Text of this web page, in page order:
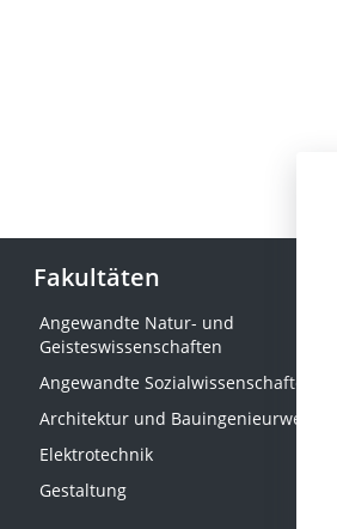
Fakultäten
Angewandte Natur- und
Geisteswissenschaften
Angewandte Sozialwissenschaften
Architektur und Bauingenieurwesen
Elektrotechnik
Gestaltung